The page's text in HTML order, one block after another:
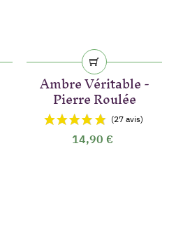
Ambre Véritable -
Pierre Roulée
14,90 €